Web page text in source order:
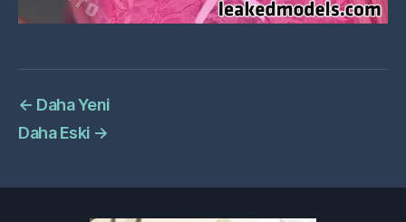
← Daha Yeni
Daha Eski →